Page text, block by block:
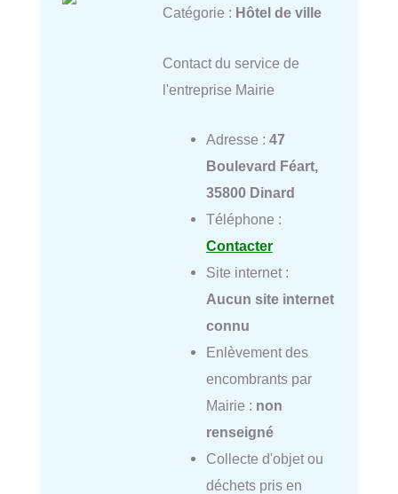
Catégorie : Hôtel de ville
Contact du service de
l'entreprise Mairie
Adresse : 47
Boulevard Féart,
35800 Dinard
Téléphone :
Contacter
Site internet :
Aucun site internet
connu
Enlèvement des
encombrants par
Mairie : non
renseigné
Collecte d'objet ou
déchets pris en